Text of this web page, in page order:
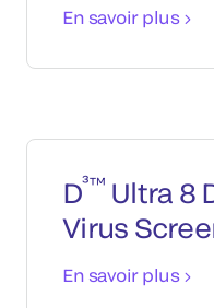
En savoir plus
D³™Ultra 8
Virus
En savoir plus